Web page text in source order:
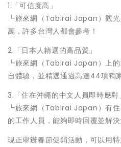
1.「可信度高」
┗旅來網（Tabirai Japan）觀光
萬，許多台灣人都會參考！
2.「日本人精選的高品質」
┗旅來網（Tabirai Japan）上的
自體驗，並精選通過高達44項獨
3.「住在沖繩的中文人員即時應對
┗旅來網（Tabirai Japan）有住
的工作人員，能夠即時回覆並解決
現正舉辦春節促銷活動，可以用